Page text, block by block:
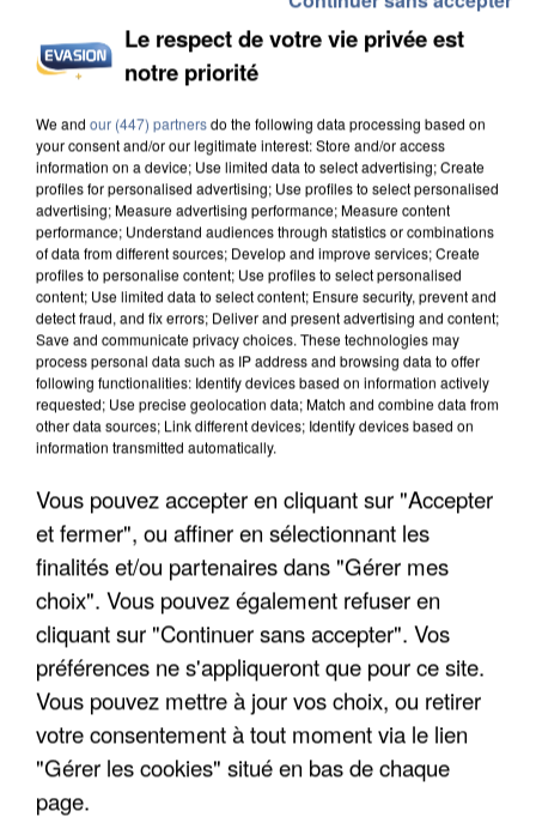
UN SECOND CADRE DE LA DZ MAFIA
INTERPELLÉ EN ALGÉRIE
UNE TOURISTE DE L’OISE EMPORTÉE PAR UNE
COULÉE DE BOUE EN HAUTE-SAVOIE
Le respect de votre vie privée est
notre priorité
We and our (447) partnersdo the following data processing based on
your consent and/or our legitimate interest: Store and/or access
information on a device; Use limited data to select advertising; Create
profiles for personalised advertising; Use profiles to select personalised
advertising; Measure advertising performance; Measure content
performance; Understand audiences through statistics or combinations
of data from different sources; Develop and improve services; Create
profiles to personalise content; Use profiles to select personalised
content; Use limited data to select content; Ensure security, prevent and
detect fraud, and fix errors; Deliver and present advertising and content;
Save and communicate privacy choices. These technologies may
process personal data such as IP address and browsing data to offer
following functionalities: Identify devices based on information actively
requested; Use precise geolocation data; Match and combine data from
other data sources; Link different devices; Identify devices based on
information transmitted automatically.
Vous pouvez accepter en cliquant sur "Accepter
et fermer", ou affiner en sélectionnant les
finalités et/ou partenaires dans "Gérer mes
choix". Vous pouvez également refuser en
cliquant sur "Continuer sans accepter". Vos
préférences ne s'appliqueront que pour ce site.
Vous pouvez mettre à jour vos choix, ou retirer
votre consentement à tout moment via le lien
"Gérer les cookies" situé en bas de chaque
page.